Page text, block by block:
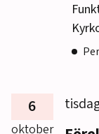
6
oktober